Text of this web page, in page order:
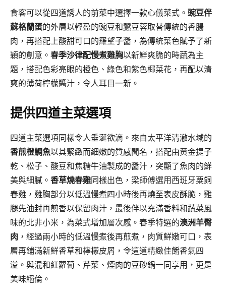
食客可以從四道誘人的前菜中選擇一款心儀菜式。 豌豆伴
蘇格蘭蛋的外層以輕盈的豌豆和蠶豆蓉取替傳統的香腸
肉，再搭配上酸甜可口的羅望子醬，為傳統菜色賦予了新
穎的創意。 春季沙律配慢煮雞胸以新鮮爽脆的時蔬為主
題，搭配色彩亮眼的橙色、綠色和紫色椰菜花，再配以清
爽的薄荷檸檬醬汁，令人耳目一新。
提供四道主菜選項
四道主菜選項同樣令人垂涎欲滴。來自太平洋清澈水域的
香煎橙鯛魚以其緊緻而細嫩的質感聞名，搭配由黃金提子
乾、松子、酸豆和焦糖牛油製成的醬汁，突顯了魚肉的鮮
美與細膩。 香草燒春雞同樣出色，梁師傅選用西班牙粟飼
春雞，雞胸部分以低溫慢煮四小時後再燒至表皮酥脆，雞
腿先油封再煎香以保留肉汁，最後伴以充滿香料和蔬菜風
味的北非小米，為菜式增加層次感。春季特選的澳洲羊臀
肉 ，經過兩小時的低溫慢煮後再煎煮，肉質鮮嫩可口，表
層再鋪滿新鮮香草和檸檬皮屑，令這道精緻佳餚香氣四
溢。與混和紅蘿蔔、芹菜、煙肉的豆砂鍋一同享用，更是
美味絕倫。